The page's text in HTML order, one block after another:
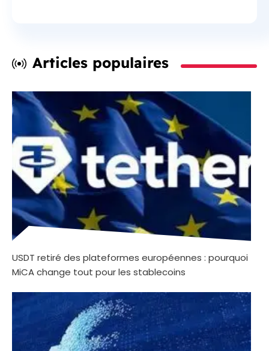
Articles populaires
USDT retiré des plateformes européennes : pourquoi
MiCA change tout pour les stablecoins